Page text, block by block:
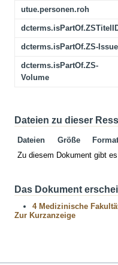
utue.personen.roh
dcterms.isPartOf.ZS-Issue
dcterms.isPartOf.ZS-
Volume
Dateien zu dieser
Dateien Größe
Format
Zu diesem Dokument gibt
Das Dokument
4 Medizinische
Zur Kurzanzeige